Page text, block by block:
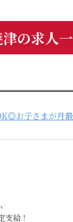
の求人
お子さまが月
給！